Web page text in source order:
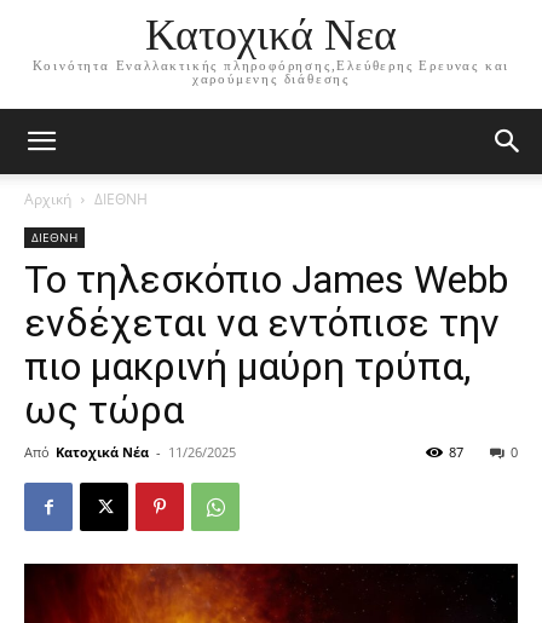
Κατοχικά Νεα
Κοινότητα Εναλλακτικής πληροφόρησης,Ελεύθερης Ερευνας και
χαρούμενης διάθεσης
Αρχική ΔΙΕΘΝΗ
ΔΙΕΘΝΗ
Το τηλεσκόπιο James Webb
ενδέχεται να εντόπισε την
πιο μακρινή μαύρη τρύπα,
ως τώρα
Από Κατοχικά Νέα - 11/26/2025 0
87